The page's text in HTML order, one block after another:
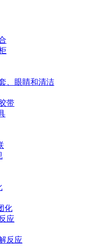
、眼睛和清洁
带
化
应
反应